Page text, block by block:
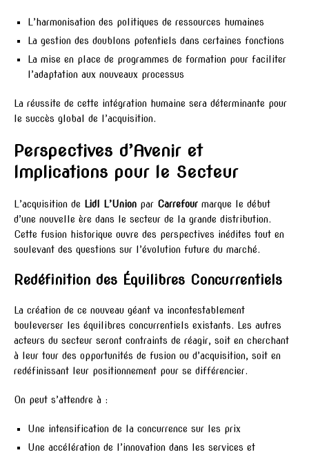
L’harmonisation des politiques de ressources humaines
La gestion des doublons potentiels dans certaines fonctions
La mise en place de programmes de formation pour faciliter
l’adaptation aux nouveaux processus
La réussite de cette intégration humaine sera déterminante pour
le succès global de l’acquisition.
Perspectives d’Avenir et
Implications pour le Secteur
L’acquisition de Lidl L’Union par Carrefour marque le début
d’une nouvelle ère dans le secteur de la grande distribution.
Cette fusion historique ouvre des perspectives inédites tout en
soulevant des questions sur l’évolution future du marché.
Redéfinition des Équilibres Concurrentiels
La création de ce nouveau géant va incontestablement
bouleverser les équilibres concurrentiels existants. Les autres
acteurs du secteur seront contraints de réagir, soit en cherchant
à leur tour des opportunités de fusion ou d’acquisition, soit en
redéfinissant leur positionnement pour se différencier.
On peut s’attendre à :
Une intensification de la concurrence sur les prix
Une accélération de l’innovation dans les services et